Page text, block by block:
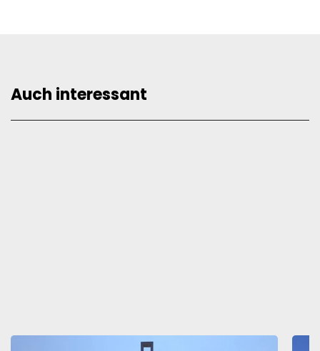
Auch interessant